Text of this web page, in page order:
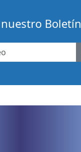
Boletín